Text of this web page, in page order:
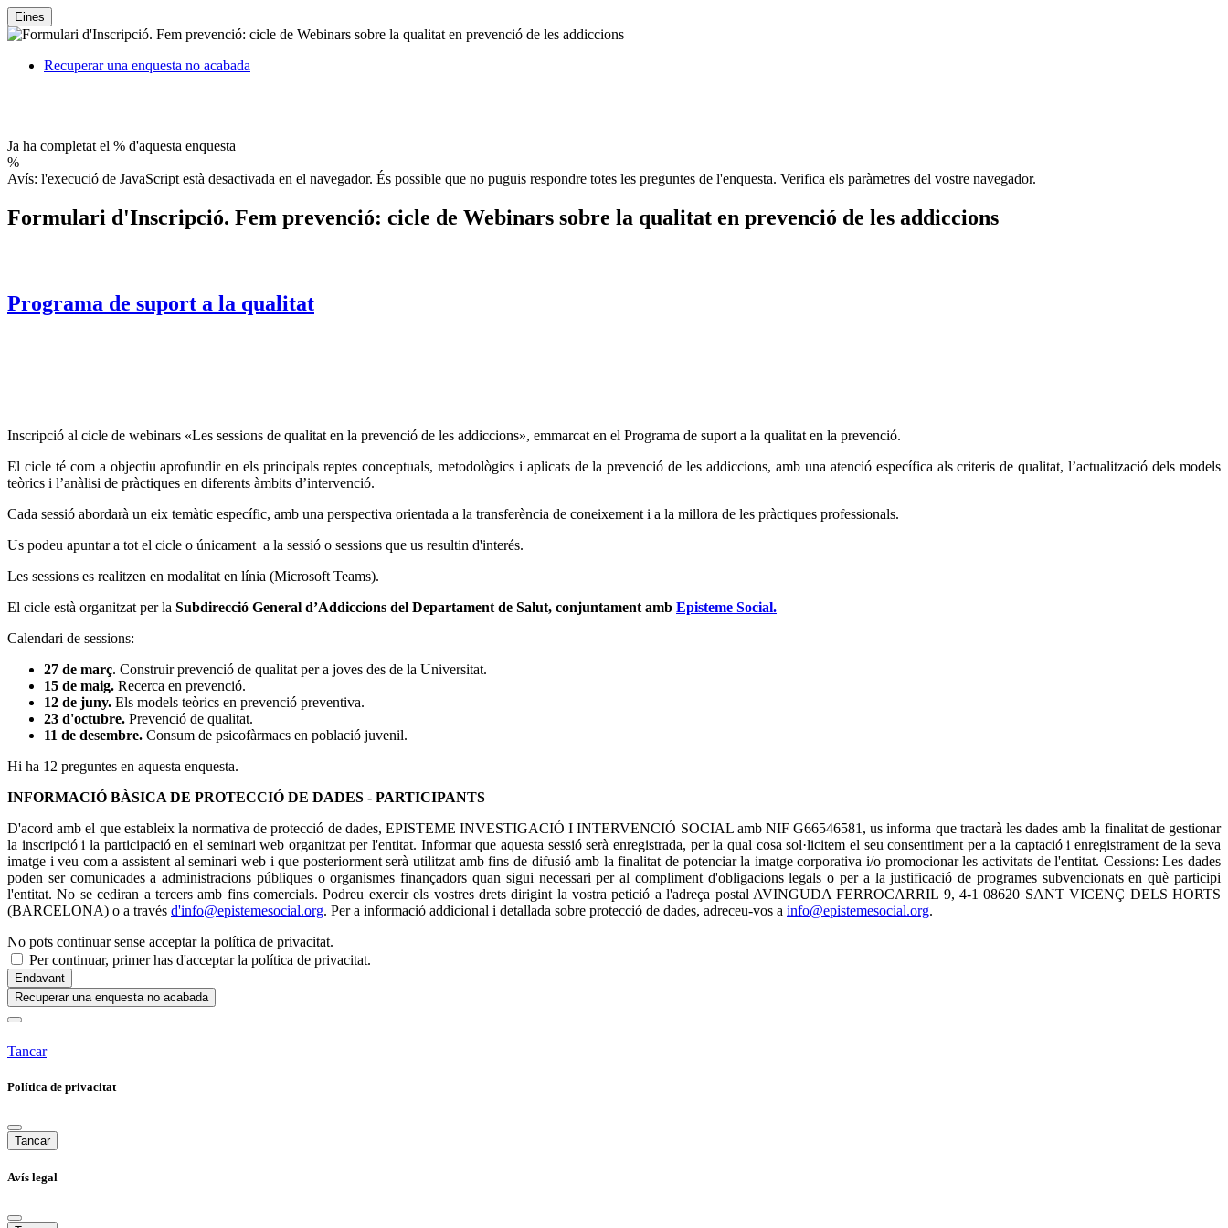
Eines
Recuperar una enquesta no acabada
Ja ha completat el % d'aquesta enquesta
%
Avís: l'execució de JavaScript està desactivada en el navegador. És possible que no puguis respondre totes les preguntes de l'enquesta. Verifica els paràmetres del vostre navegador.
Formulari d'Inscripció. Fem prevenció: cicle de Webinars sobre la qualitat en prevenció de les addiccions
Programa de suport a la qualitat
Inscripció al cicle de webinars «Les sessions de qualitat en la prevenció de les addiccions», emmarcat en el Programa de suport a la qualitat en la prevenció.
El cicle té com a objectiu aprofundir en els principals reptes conceptuals, metodològics i aplicats de la prevenció de les addiccions, amb una atenció específica als criteris de qualitat, l’actualització dels models
teòrics i l’anàlisi de pràctiques en diferents àmbits d’intervenció.
Cada sessió abordarà un eix temàtic específic, amb una perspectiva orientada a la transferència de coneixement i a la millora de les pràctiques professionals.
Us podeu apuntar a tot el cicle o únicament a la sessió o sessions que us resultin d'interés.
Les sessions es realitzen en modalitat en línia (Microsoft Teams).
El cicle està organitzat per la Subdirecció General d’Addiccions del Departament de Salut, conjuntament amb Episteme Social.
Calendari de sessions:
27 de març. Construir prevenció de qualitat per a joves des de la Universitat.
15 de maig. Recerca en prevenció.
12 de juny. Els models teòrics en prevenció preventiva.
23 d'octubre. Prevenció de qualitat.
11 de desembre. Consum de psicofàrmacs en població juvenil.
Hi ha 12 preguntes en aquesta enquesta.
INFORMACIÓ BÀSICA DE PROTECCIÓ DE DADES - PARTICIPANTS
D'acord amb el que estableix la normativa de protecció de dades, EPISTEME INVESTIGACIÓ I INTERVENCIÓ SOCIAL amb NIF G66546581, us informa que tractarà les dades amb la finalitat de gestionar
la inscripció i la participació en el seminari web organitzat per l'entitat. Informar que aquesta sessió serà enregistrada, per la qual cosa sol·licitem el seu consentiment per a la captació i enregistrament de la seva
imatge i veu com a assistent al seminari web i que posteriorment serà utilitzat amb fins de difusió amb la finalitat de potenciar la imatge corporativa i/o promocionar les activitats de l'entitat. Cessions: Les dades
poden ser comunicades a administracions públiques o organismes finançadors quan sigui necessari per al compliment d'obligacions legals o per a la justificació de programes subvencionats en què participi
l'entitat. No se cediran a tercers amb fins comercials. Podreu exercir els vostres drets dirigint la vostra petició a l'adreça postal AVINGUDA FERROCARRIL 9, 4-1 08620 SANT VICENÇ DELS HORTS
(BARCELONA) o a través d'info@epistemesocial.org. Per a informació addicional i detallada sobre protecció de dades, adreceu-vos a info@epistemesocial.org.
No pots continuar sense acceptar la política de privacitat.
Per continuar, primer has d'acceptar la política de privacitat.
Endavant
Recuperar una enquesta no acabada
Tancar
Política de privacitat
Tancar
Avís legal